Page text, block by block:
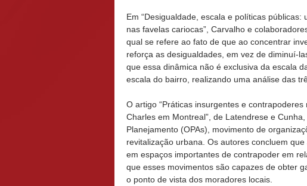
Em “Desigualdade, escala e políticas
nas favelas cariocas”, Carvalho e
qual se refere ao fato de que ao concentrar
reforça as desigualdades, em vez de diminuí-
que essa dinâmica não é exclusiva da escala
escala do bairro, realizando uma análise das
O artigo “Práticas insurgentes e
Charles em Montreal”, de Latendrese e
Planejamento (OPAs), movimento de
revitalização urbana. Os autores concluem
em espaços importantes de contrapoder em
que esses movimentos são capazes de obter
o ponto de vista dos moradores locais.